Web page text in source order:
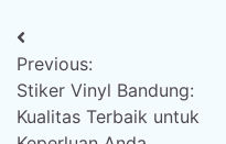
Post
navigation
Previous:
Stiker Vinyl Bandung:
Kualitas Terbaik untuk